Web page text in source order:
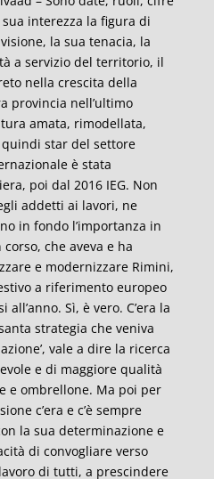
interezza la figura di
la sua tenacia, la
a servizio del territorio, il
nella crescita della
provincia nell’ultimo
amata, rimodellata,
star del settore
è stata
poi dal 2016 IEG. Non
addetti ai lavori, ne
in fondo l’importanza in
che aveva e ha
e modernizzare Rimini,
a riferimento europeo
Sì, è vero. C’era la
strategia che veniva
vale a dire la ricerca
e di maggiore qualità
e ombrellone. Ma poi per
c’era e c’è sempre
la sua determinazione e
di convogliare verso
di tutti, a prescindere